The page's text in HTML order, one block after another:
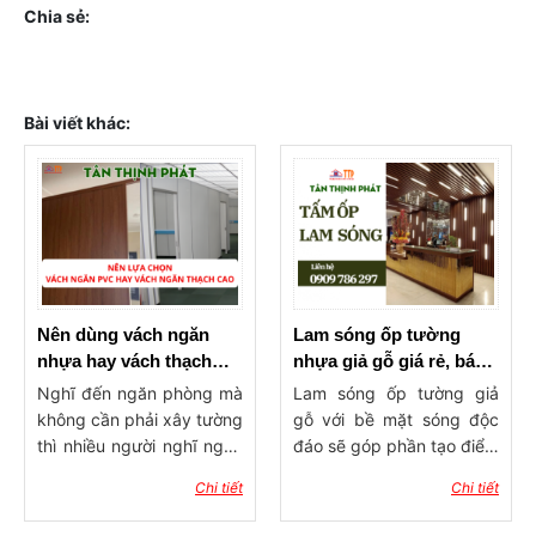
Chia sẻ:
Bài viết khác:
Nên dùng vách ngăn
nhựa hay vách thạch
cao ngăn phòng?
Nghĩ đến ngăn phòng mà
không cần phải xây tường
thì nhiều người nghĩ ngay
biến hiện nay đó là vách
ngăn nhựa và vách thạch
Chi tiết
Lam sóng ốp tường
nhựa giả gỗ giá rẻ, báo
giá lam ốp tường, trần
Lam sóng ốp tường giả
gỗ với bề mặt sóng độc
đáo sẽ góp phần tạo điểm
trình xây dựng. Sản phẩm
có tính ứng dụng rộng rãi,
Chi tiết